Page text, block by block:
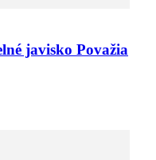
javisko Považia